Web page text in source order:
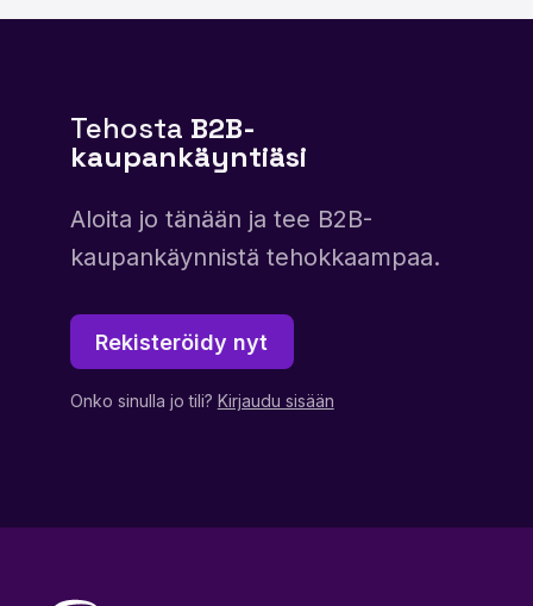
Tehosta B2B-
kaupankäyntiäsi
Aloita jo tänään ja tee B2B-
kaupankäynnistä tehokkaampaa.
Rekisteröidy nyt
Onko sinulla jo tili? Kirjaudu sisään